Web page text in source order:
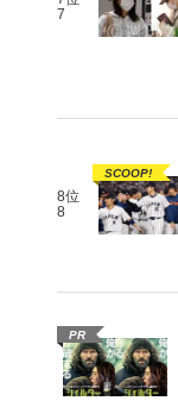
7
8位
8
SCOOP!
PR